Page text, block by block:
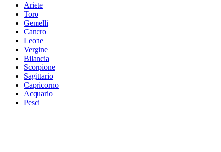
Ariete
Toro
Gemelli
Cancro
Leone
Vergine
Bilancia
Scorpione
Sagittario
Capricorno
Acquario
Pesci